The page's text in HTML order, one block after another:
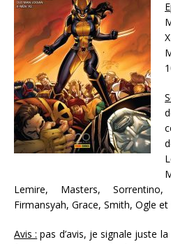
Lemire, Masters,
Firmansyah, Grace, Smith, Ogle
Avis : pas d’avis, je signale juste